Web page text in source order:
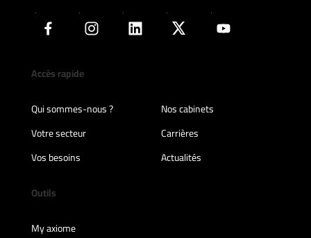
Accès rapide
Qui sommes-nous ?
Nos cabinets
Votre secteur
Carrières
Vos besoins
Actualités
Outils
My axiome